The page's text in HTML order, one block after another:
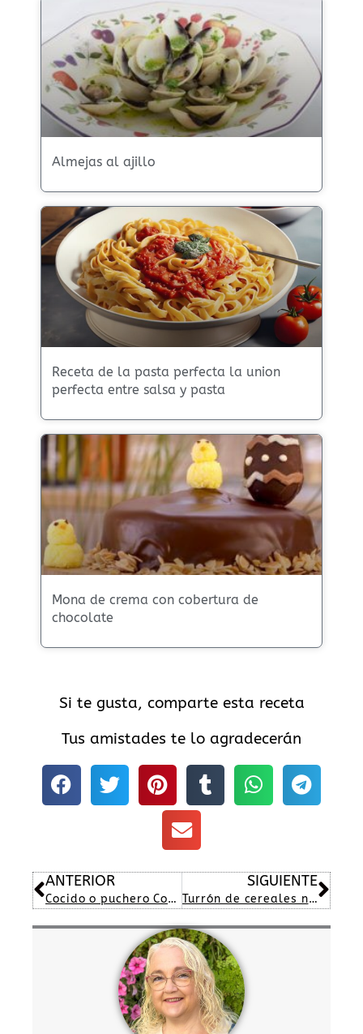
Almejas al ajillo
Receta de la pasta perfecta la union
perfecta entre salsa y pasta
Mona de crema con cobertura de
chocolate
Si te gusta, comparte esta receta
Tus amistades te lo agradecerán
Ant
ANTERIOR
Cocido o puchero Cordobés
SIGUIENTE
Turrón de cereales nueces chocolate y naranja